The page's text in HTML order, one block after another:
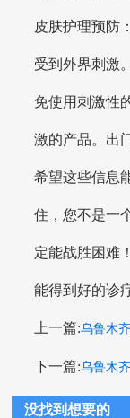
皮肤护理预防
受到外界刺激
免使用刺激性
激的产品。出
希望这些信息
住，您不是一
定能战胜困难
能得到好的诊
上一篇:乌鲁木
下一篇:乌鲁木
没找到想要的